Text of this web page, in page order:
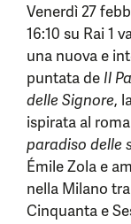
Venerdì 27
16:10 su Rai 1
una nuova e
puntata de Il
delle Signore,
ispirata al
paradiso delle
Émile Zola e
nella Milano
Cinquanta e